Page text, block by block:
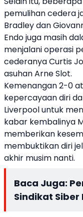
pemulihan cedera
Bradley dan
Endo juga masih
menjalani operasi
cederanya Curtis
asuhan Arne Slot.
Kemenangan 2-0
kepercayaan diri
Liverpool untuk
kabar kembalinya
memberikan
membuktikan diri
akhir musim nanti.
Baca Juga:
Sindikat